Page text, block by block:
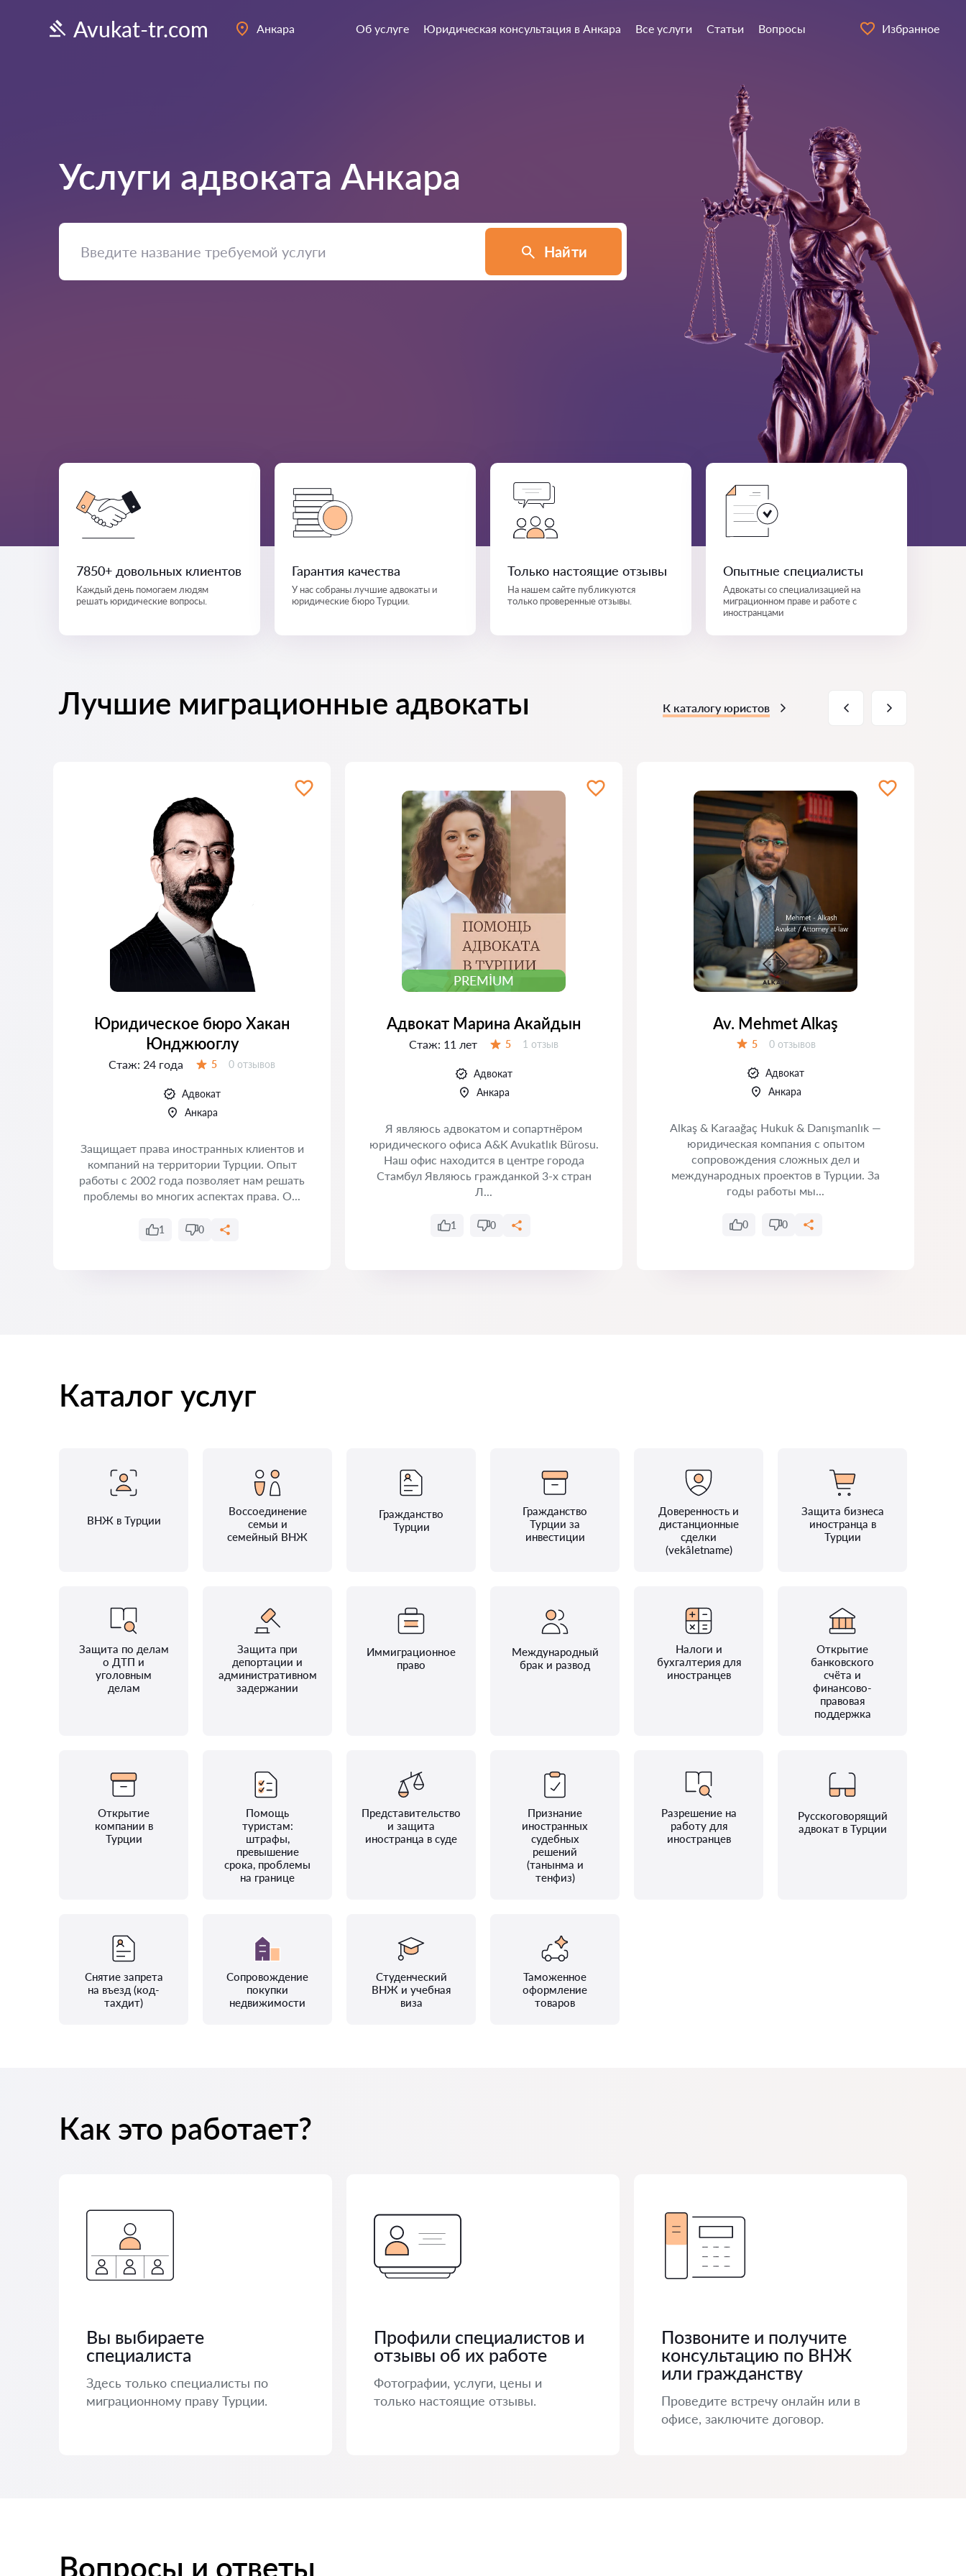
Avukat-tr.com Анкара Об услуге Юридическая консультация в Анкара Все услуги Статьи Вопросы Избранное
Услуги адвоката Анкара
Найти
7850+ довольных клиентов
Каждый день помогаем людям
решать юридические вопросы.
Гарантия качества
У нас собраны лучшие адвокаты и
юридические бюро Турции.
Только настоящие отзывы
На нашем сайте публикуются
только проверенные отзывы.
Опытные специалисты
Адвокаты со специализацией на
миграционном праве и работе с
иностранцами
Лучшие миграционные адвокаты К каталогу юристов
Юридическое бюро Хакан
Юнджюоглу
Стаж: 24 года 5 Отзывов:
0 отзывов
Адвокат
Анкара
Защищает права иностранных клиентов и
компаний на территории Турции. Опыт
работы с 2002 года позволяет нам решать
проблемы во многих аспектах права. О...
1 0
PREMIUM
Адвокат Марина Акайдын
Стаж: 11 лет 5 Отзывов:
1 отзыв
Адвокат
Анкара
Я являюсь адвокатом и сопартнёром
юридического офиса A&K Avukatlık Bürosu.
Наш офис находится в центре города
Стамбул Являюсь гражданкой 3-х стран
Л...
1 0
Av. Mehmet Alkaş
5 Отзывов:
0 отзывов
Адвокат
Анкара
Alkaş & Karaağaç Hukuk & Danışmanlık —
юридическая компания с опытом
сопровождения сложных дел и
международных проектов в Турции. За
годы работы мы...
0 0
Каталог услуг
ВНЖ в Турции
Воссоединение
семьи и
семейный ВНЖ
Гражданство
Турции
Гражданство
Турции за
инвестиции
Доверенность и
дистанционные
сделки
(vekâletname)
Защита бизнеса
иностранца в
Турции
Защита по делам
о ДТП и
уголовным
делам
Защита при
депортации и
административном
задержании
Иммиграционное
право
Международный
брак и развод
Налоги и
бухгалтерия для
иностранцев
Открытие
банковского
счёта и
финансово-
правовая
поддержка
Открытие
компании в
Турции
Помощь
туристам:
штрафы,
превышение
срока, проблемы
на границе
Представительство
и защита
иностранца в суде
Признание
иностранных
судебных
решений
(танынма и
тенфиз)
Разрешение на
работу для
иностранцев
Русскоговорящий
адвокат в Турции
Снятие запрета
на въезд (код-
тахдит)
Сопровождение
покупки
недвижимости
Студенческий
ВНЖ и учебная
виза
Таможенное
оформление
товаров
Как это работает?
Вы выбираете
специалиста
Здесь только специалисты по
миграционному праву Турции.
Профили специалистов и
отзывы об их работе
Фотографии, услуги, цены и
только настоящие отзывы.
Позвоните и получите
консультацию по ВНЖ
или гражданству
Проведите встречу онлайн или в
офисе, заключите договор.
Вопросы и ответы